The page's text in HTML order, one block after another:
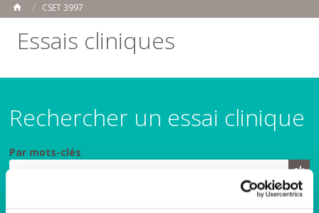
ACCUEIL
CSET 3997
Essais cliniques
Rechercher un essai clinique
Par mots-clés